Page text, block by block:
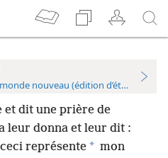
nouveau (édition d’étude)
et dit une prière de
leur donna et leur dit :
représente * mon